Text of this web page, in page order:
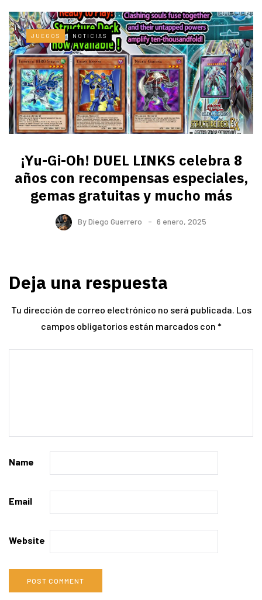
JUEGOS NOTICIAS
¡Yu-Gi-Oh! DUEL LINKS celebra 8
años con recompensas especiales,
gemas gratuitas y mucho más
ByDiego Guerrero 6 enero, 2025
Deja una respuesta
Tu dirección de correo electrónico no será publicada. Los
campos obligatorios están marcados con *
Name
Email
Website